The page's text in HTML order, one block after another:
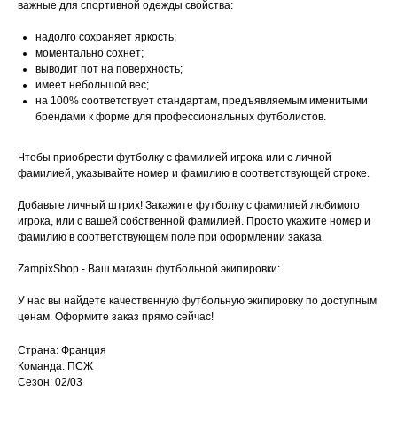
важные для спортивной одежды свойства:
надолго сохраняет яркость;
моментально сохнет;
выводит пот на поверхность;
имеет небольшой вес;
на 100% соответствует стандартам, предъявляемым именитыми
брендами к форме для профессиональных футболистов.
Чтобы приобрести футболку с фамилией игрока или с личной
фамилией, указывайте номер и фамилию в соответствующей строке.
Добавьте личный штрих! Закажите футболку с фамилией любимого
игрока, или с вашей собственной фамилией. Просто укажите номер и
фамилию в соответствующем поле при оформлении заказа.
ZampixShop - Ваш магазин футбольной экипировки:
У нас вы найдете качественную футбольную экипировку по доступным
ценам. Оформите заказ прямо сейчас!
Страна: Франция
Команда: ПСЖ
Сезон: 02/03